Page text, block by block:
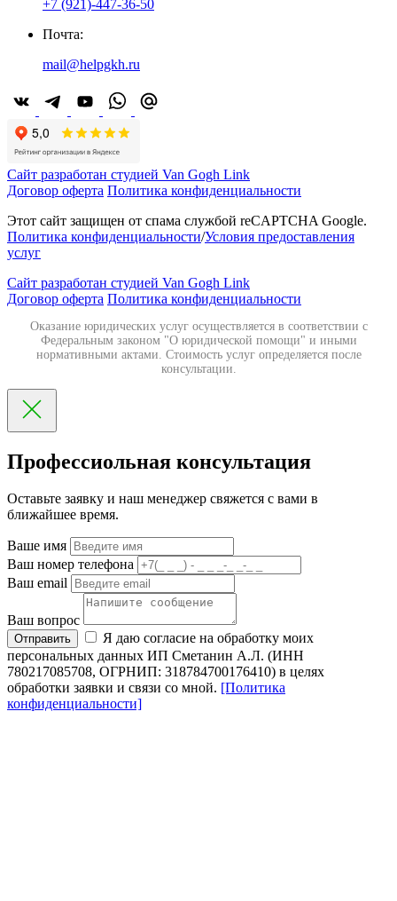
+7 (921)-447-36-50
Почта:
mail@helpgkh.ru
Сайт разработан студией Van Gogh Link
Договор оферта Политика конфиденциальности
Этот сайт защищен от спама службой reCAPTCHA Google.
Политика конфиденциальности/Условия предоставления
услуг
Сайт разработан студией Van Gogh Link
Договор оферта Политика конфиденциальности
Оказание юридических услуг осуществляется в соответствии с
Федеральным законом "О юридической помощи" и иными
нормативными актами. Стоимость услуг определяется после
консультации.
Профессиольная консультация
Оставьте заявку и наш менеджер свяжется с вами в
ближайшее время.
Ваше имя
Ваш номер телефона
Ваш email
Ваш вопрос
Отправить
Я даю согласие на обработку моих
персональных данных ИП Сметанин А.Л. (ИНН
780217085708, ОГРНИП: 318784700176410) в целях
обработки заявки и связи со мной. [Политика
конфиденциальности]